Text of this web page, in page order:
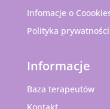
Infomacje o
Polityka prywatności
Informacje
Baza terapeutów
Kontakt